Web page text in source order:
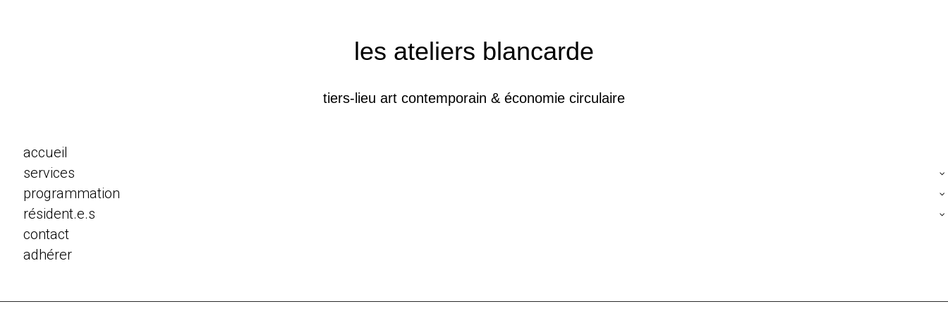
les ateliers blancarde
tiers-lieu art contemporain & économie circulaire
accueil
services
programmation
résident.e.s
contact
adhérer